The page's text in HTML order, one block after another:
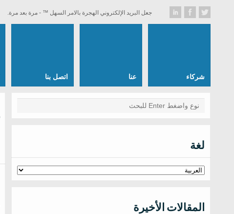
جعل البريد الإلكتروني الهجرة بالامر السهل ™ - مرة بعد مرة.
اتصل بنا عنا شركاء
لغة
المقالات الأخيرة